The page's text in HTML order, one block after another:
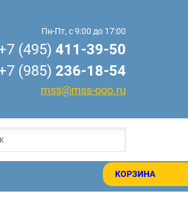
КОРЗИНА
Пн-Пт, с 9:00 до 17:00
(495) 411-39-50
(985) 236-18-54
mss@mss-ooo.ru